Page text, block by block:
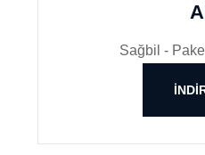
Sağbil -